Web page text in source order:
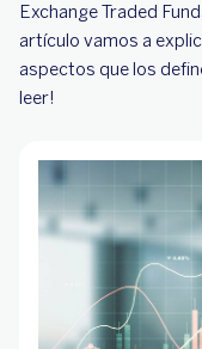
¿Qué son los
¿Qué otros
Exchange Traded
artículo vamos a
aspectos que los
leer!